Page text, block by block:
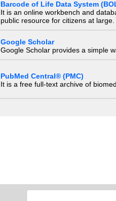
Barcode of Life Data System
It is an online workbench and
public resource for citizens at large.
Google Scholar
Google Scholar provides a simple
PubMed Central® (PMC)
It is a free full-text archive of